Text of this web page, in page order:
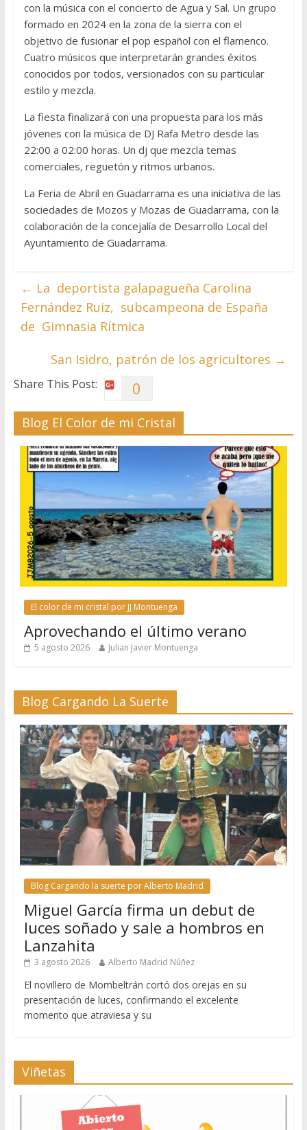
con la música con el concierto de Agua y Sal. Un grupo
formado en 2024 en la zona de la sierra con el
objetivo de fusionar el pop español con el flamenco.
Cuatro músicos que interpretarán grandes éxitos
conocidos por todos, versionados con su particular
estilo y mezcla.
La fiesta finalizará con una propuesta para los más
jóvenes con la música de DJ Rafa Metro desde las
22:00 a 02:00 horas. Un dj que mezcla temas
comerciales, reguetón y ritmos urbanos.
La Feria de Abril en Guadarrama es una iniciativa de las
sociedades de Mozos y Mozas de Guadarrama, con la
colaboración de la concejalía de Desarrollo Local del
Ayuntamiento de Guadarrama.
← La deportista galapagueña Carolina
Fernández Ruiz, subcampeona de España
de Gimnasia Rítmica
San Isidro, patrón de los agricultores →
Share This Post: 0
Blog El Color de mi Cristal
El color de mi cristal por JJ Montuenga
Aprovechando el último verano
5 agosto 2026 Julian Javier Montuenga
Blog Cargando La Suerte
Blog Cargando la suerte por Alberto Madrid
Miguel García firma un debut de
luces soñado y sale a hombros en
Lanzahita
3 agosto 2026 Alberto Madrid Núñez
El novillero de Mombeltrán cortó dos orejas en su
presentación de luces, confirmando el excelente
momento que atraviesa y su
Viñetas